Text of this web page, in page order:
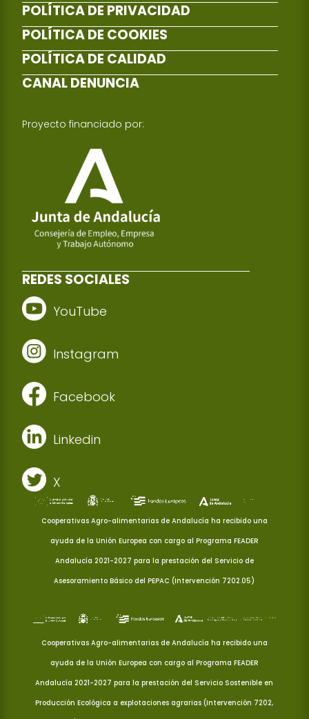
POLÍTICA DE PRIVACIDAD
POLÍTICA DE COOKIES
POLÍTICA DE CALIDAD
CANAL DENUNCIA
Proyecto financiado por:
REDES SOCIALES
YouTube
Instagram
Facebook
Linkedin
X
Cooperativas Agro-alimentarias de Andalucía ha recibido una
ayuda de la Unión Europea con cargo al Programa FEADER
Andalucía 2021-2027 para la prestación del Servicio de
Asesoramiento Básico del PEPAC (Intervención 7202.05)
Cooperativas Agro-alimentarias de Andalucía ha recibido una
ayuda de la Unión Europea con cargo al Programa FEADER
Andalucía 2021-2027 para la prestación del Servicio Sostenible en
Producción Ecológica a explotaciones agrarias (Intervención 7202,